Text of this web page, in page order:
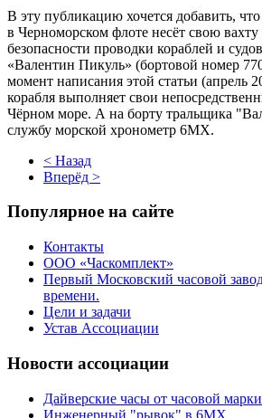
В эту публикацию хочется добавить,
в Черноморском флоте несёт свою
безопасности проводки кораблей и
«Валентин Пикуль» (бортовой номер
момент написания этой статьи (апрель
корабля выполняет свои
Чёрном море. А на борту тральщика
службу морской хронометр 6МХ.
< Назад
Вперёд >
Популярное на сайте
Контакты
ООО «Часкомплект»
Первый Московский часовой
времени.
Цели и задачи
Устав Ассоциации
Новости ассоциации
Дайверские часы от часовой
Инженерный "рывок" в 6МХ